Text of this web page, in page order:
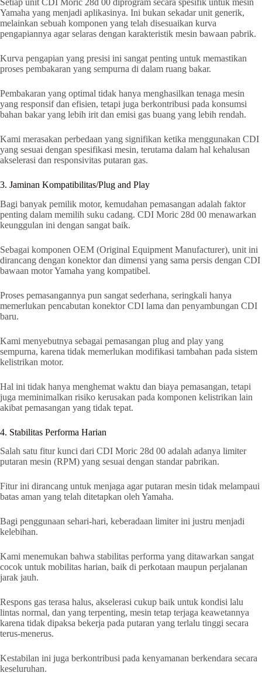
Yamaha yang menjadi aplikasinya. Ini bukan sekadar unit generik,
melainkan sebuah komponen yang telah disesuaikan kurva
pengapiannya agar selaras dengan karakteristik mesin bawaan pabrik.
Kurva pengapian yang presisi ini sangat penting untuk memastikan
proses pembakaran yang sempurna di dalam ruang bakar.
Pembakaran yang optimal tidak hanya menghasilkan tenaga mesin
yang responsif dan efisien, tetapi juga berkontribusi pada konsumsi
bahan bakar yang lebih irit dan emisi gas buang yang lebih rendah.
Kami merasakan perbedaan yang signifikan ketika menggunakan CDI
yang sesuai dengan spesifikasi mesin, terutama dalam hal kehalusan
akselerasi dan responsivitas putaran gas.
3. Jaminan Kompatibilitas/Plug and Play
Bagi banyak pemilik motor, kemudahan pemasangan adalah faktor
penting dalam memilih suku cadang. CDI Moric 28d 00 menawarkan
keunggulan ini dengan sangat baik.
Sebagai komponen OEM (Original Equipment Manufacturer), unit ini
dirancang dengan konektor dan dimensi yang sama persis dengan CDI
bawaan motor Yamaha yang kompatibel.
Proses pemasangannya pun sangat sederhana, seringkali hanya
memerlukan pencabutan konektor CDI lama dan penyambungan CDI
baru.
Kami menyebutnya sebagai pemasangan plug and play yang
sempurna, karena tidak memerlukan modifikasi tambahan pada sistem
kelistrikan motor.
Hal ini tidak hanya menghemat waktu dan biaya pemasangan, tetapi
juga meminimalkan risiko kerusakan pada komponen kelistrikan lain
akibat pemasangan yang tidak tepat.
4. Stabilitas Performa Harian
Salah satu fitur kunci dari CDI Moric 28d 00 adalah adanya limiter
putaran mesin (RPM) yang sesuai dengan standar pabrikan.
Fitur ini dirancang untuk menjaga agar putaran mesin tidak melampaui
batas aman yang telah ditetapkan oleh Yamaha.
Bagi penggunaan sehari-hari, keberadaan limiter ini justru menjadi
kelebihan.
Kami menemukan bahwa stabilitas performa yang ditawarkan sangat
cocok untuk mobilitas harian, baik di perkotaan maupun perjalanan
jarak jauh.
Respons gas terasa halus, akselerasi cukup baik untuk kondisi lalu
lintas normal, dan yang terpenting, mesin tetap terjaga keawetannya
karena tidak dipaksa bekerja pada putaran yang terlalu tinggi secara
terus-menerus.
Kestabilan ini juga berkontribusi pada kenyamanan berkendara secara
keseluruhan.